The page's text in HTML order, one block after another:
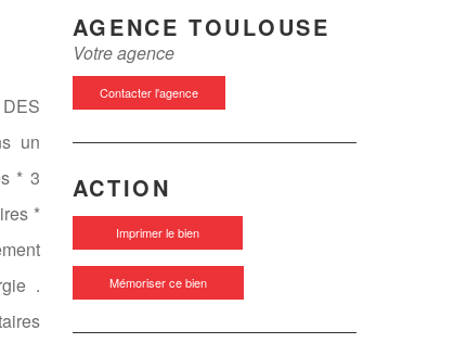
un
* 3
*
.
AGENCE TOULOUSE
Votre agence
Contacter l'agence
ACTION
Imprimer le bien
Mémoriser ce bien